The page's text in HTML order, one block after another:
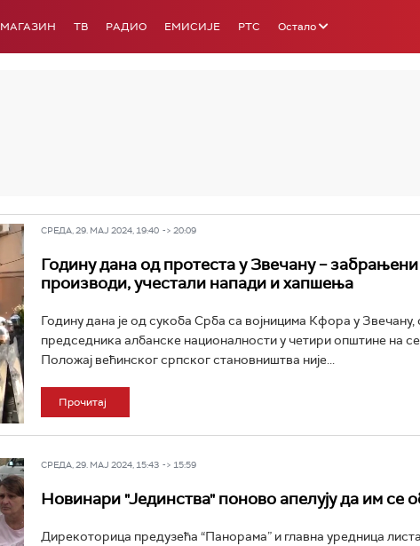
МАГАЗИН ТВ РАДИО ЕМИСИЈЕ РТС Остало
СРЕДА, 29. МАЈ 2024, 19:40 -> 20:09
Годину дана од протеста у Звечану –
производи, учестали напади и хапшења
Годину дана је од сукоба Срба са војницима Кфора у
председника албанске националности у четири општине на
Положај већинског српског становништва није...
Прочитај
СРЕДА, 29. МАЈ 2024, 15:43 -> 15:59
Новинари "Јединства" поново апелују да им се
Дирекоторица предузећа “Панорама” и главна уредница
РТС